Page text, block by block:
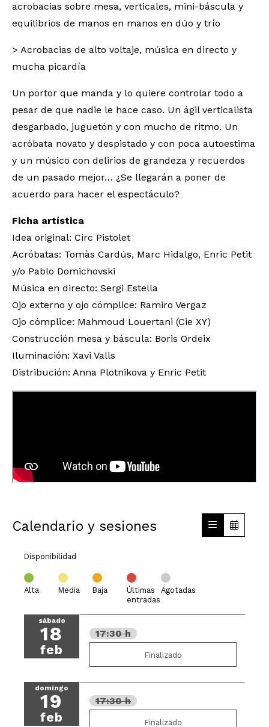
acrobacias sobre mesa, verticales, mini-báscula y
equilibrios de manos en manos en dúo y trío
> Acrobacias de alto voltaje, música en directo y
mucha picardía
Un portor que manda y lo quiere controlar todo a
pesar de que nadie le hace caso. Un ágil verticalista
desgarbado, juguetón y con mucho de ritmo. Un
acróbata novato y despistado y con poca autoestima
y un músico con delirios de grandeza y recuerdos
de un pasado mejor… ¿Se llegarán a poner de
acuerdo para hacer el espectáculo?
Ficha artística
Idea original: Circ Pistolet
Acróbatas: Tomàs Cardús, Marc Hidalgo, Enric Petit
y/o Pablo Domichovski
Música en directo: Sergi Estella
Ojo externo y ojo cómplice: Ramiro Vergaz
Ojo cómplice: Mahmoud Louertani (Cie XY)
Construcción mesa y báscula: Boris Ordeix
Iluminación: Xavi Valls
Distribución: Anna Plotnikova y Enric Petit
Calendario y sesiones
Disponibilidad
Alta Media Baja
Últimas
entradas
Agotadas
sábado
18
feb
17:30 h
Finalizado
domingo
19
feb
17:30 h
Finalizado